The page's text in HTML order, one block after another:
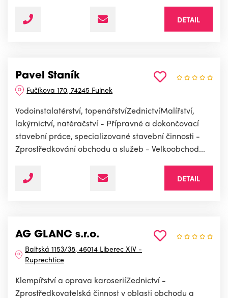
DETAIL
Pavel Staník
Fučíkova 170, 74245 Fulnek
Vodoinstalatérství, topenářstvíZednictvíMalířství,
lakýrnictví, natěračství - Přípravné a dokončovací
stavební práce, specializované stavební činnosti -
Zprostředkování obchodu a služeb - Velkoobchod...
DETAIL
AG GLANC s.r.o.
Baltská 1153/38, 46014 Liberec XIV -
Ruprechtice
Klempířství a oprava karoseriíZednictví -
Zprostředkovatelská činnost v oblasti obchodu a